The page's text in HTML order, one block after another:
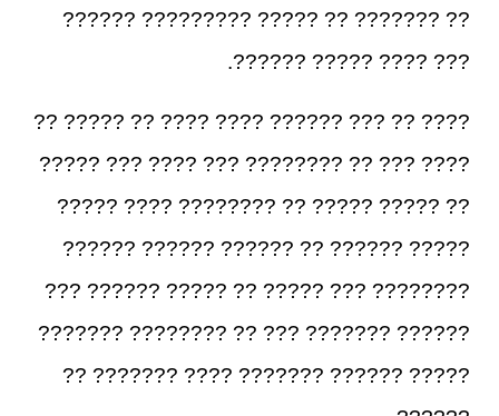
?? ??????? ?? ????? ????????? ??????
??? ???? ????? ??????.
???? ?? ??? ?????? ???? ???? ?? ????? ??
???? ??? ?? ???????? ??? ???? ??? ?????
?? ????? ????? ?? ???????? ???? ?????
????? ?????? ?? ?????? ?????? ??????
???????? ??? ????? ?? ????? ?????? ???
?????? ??????? ??? ?? ???????? ???????
????? ?????? ??????? ???? ??????? ??